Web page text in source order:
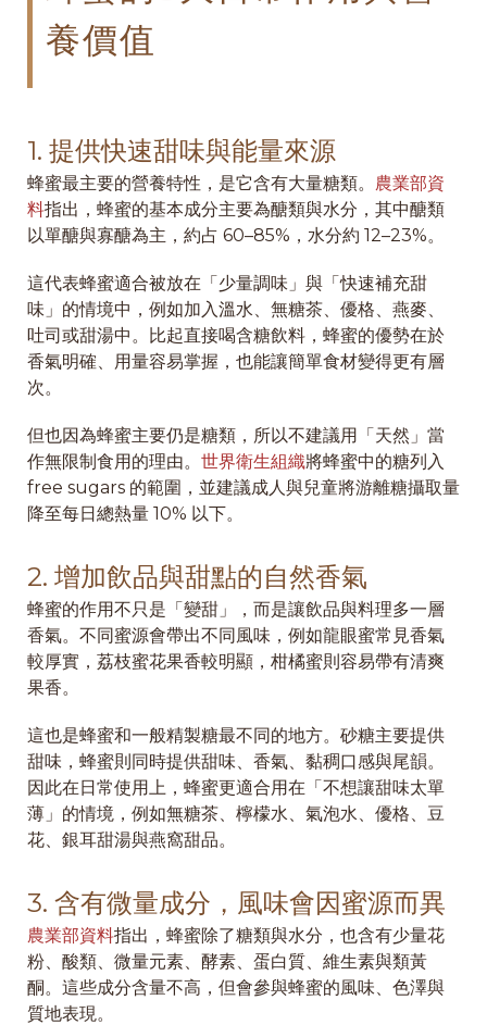
養價值
1. 提供快速甜味與能量來源
蜂蜜最主要的營養特性，是它含有大量糖類。 農業部資
料指出，蜂蜜的基本成分主要為醣類與水分，其中醣類
以單醣與寡醣為主，約占 60–85%，水分約 12–23%。
這代表蜂蜜適合被放在「少量調味」與「快速補充甜
味」的情境中，例如加入溫水、無糖茶、優格、燕麥、
吐司或甜湯中。比起直接喝含糖飲料，蜂蜜的優勢在於
香氣明確、用量容易掌握，也能讓簡單食材變得更有層
次。
但也因為蜂蜜主要仍是糖類，所以不建議用「天然」當
作無限制食用的理由。 世界衛生組織將蜂蜜中的糖列入
free sugars 的範圍，並建議成人與兒童將游離糖攝取量
降至每日總熱量 10% 以下。
2. 增加飲品與甜點的自然香氣
蜂蜜的作用不只是「變甜」，而是讓飲品與料理多一層
香氣。不同蜜源會帶出不同風味，例如龍眼蜜常見香氣
較厚實，荔枝蜜花果香較明顯，柑橘蜜則容易帶有清爽
果香。
這也是蜂蜜和一般精製糖最不同的地方。砂糖主要提供
甜味，蜂蜜則同時提供甜味、香氣、黏稠口感與尾韻。
因此在日常使用上，蜂蜜更適合用在「不想讓甜味太單
薄」的情境，例如無糖茶、檸檬水、氣泡水、優格、豆
花、銀耳甜湯與燕窩甜品。
3. 含有微量成分，風味會因蜜源而異
農業部資料指出，蜂蜜除了糖類與水分，也含有少量花
粉、酸類、微量元素、酵素、蛋白質、維生素與類黃
酮。這些成分含量不高，但會參與蜂蜜的風味、色澤與
質地表現。